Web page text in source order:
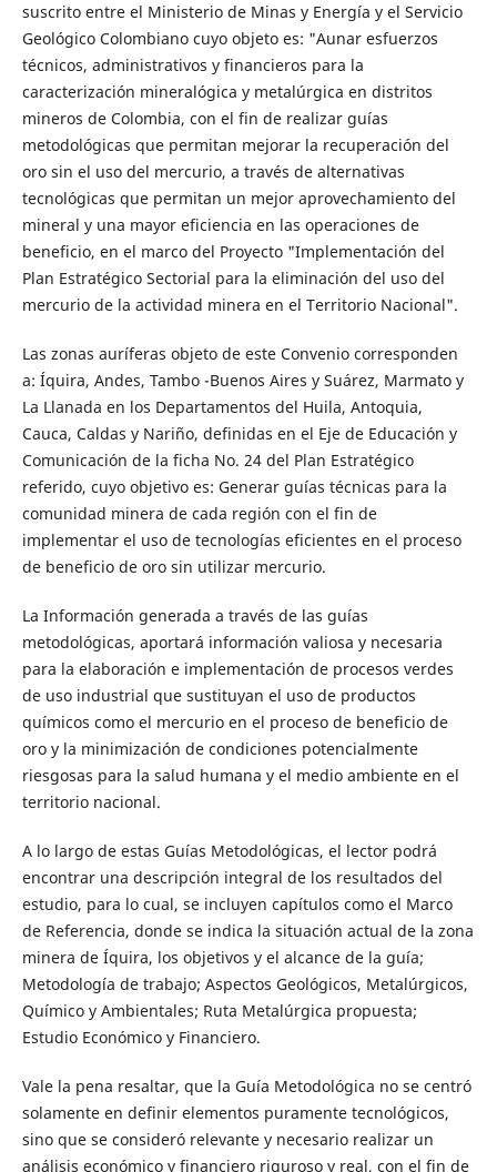
suscrito entre el Ministerio de Minas y Energía y el Servicio
Geológico Colombiano cuyo objeto es: "Aunar esfuerzos
técnicos, administrativos y financieros para la
caracterización mineralógica y metalúrgica en distritos
mineros de Colombia, con el fin de realizar guías
metodológicas que permitan mejorar la recuperación del
oro sin el uso del mercurio, a través de alternativas
tecnológicas que permitan un mejor aprovechamiento del
mineral y una mayor eficiencia en las operaciones de
beneficio, en el marco del Proyecto "Implementación del
Plan Estratégico Sectorial para la eliminación del uso del
mercurio de la actividad minera en el Territorio Nacional".
Las zonas auríferas objeto de este Convenio corresponden
a: Íquira, Andes, Tambo -Buenos Aires y Suárez, Marmato y
La Llanada en los Departamentos del Huila, Antoquia,
Cauca, Caldas y Nariño, definidas en el Eje de Educación y
Comunicación de la ficha No. 24 del Plan Estratégico
referido, cuyo objetivo es: Generar guías técnicas para la
comunidad minera de cada región con el fin de
implementar el uso de tecnologías eficientes en el proceso
de beneficio de oro sin utilizar mercurio.
La Información generada a través de las guías
metodológicas, aportará información valiosa y necesaria
para la elaboración e implementación de procesos verdes
de uso industrial que sustituyan el uso de productos
químicos como el mercurio en el proceso de beneficio de
oro y la minimización de condiciones potencialmente
riesgosas para la salud humana y el medio ambiente en el
territorio nacional.
A lo largo de estas Guías Metodológicas, el lector podrá
encontrar una descripción integral de los resultados del
estudio, para lo cual, se incluyen capítulos como el Marco
de Referencia, donde se indica la situación actual de la zona
minera de Íquira, los objetivos y el alcance de la guía;
Metodología de trabajo; Aspectos Geológicos, Metalúrgicos,
Químico y Ambientales; Ruta Metalúrgica propuesta;
Estudio Económico y Financiero.
Vale la pena resaltar, que la Guía Metodológica no se centró
solamente en definir elementos puramente tecnológicos,
sino que se consideró relevante y necesario realizar un
análisis económico y financiero riguroso y real, con el fin de